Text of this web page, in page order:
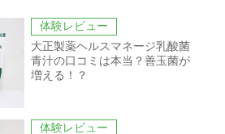
体験レビュー
大正製薬ヘルスマネージ乳酸菌
青汁の口コミは本当？善玉菌が
増える！？
体験レビュー